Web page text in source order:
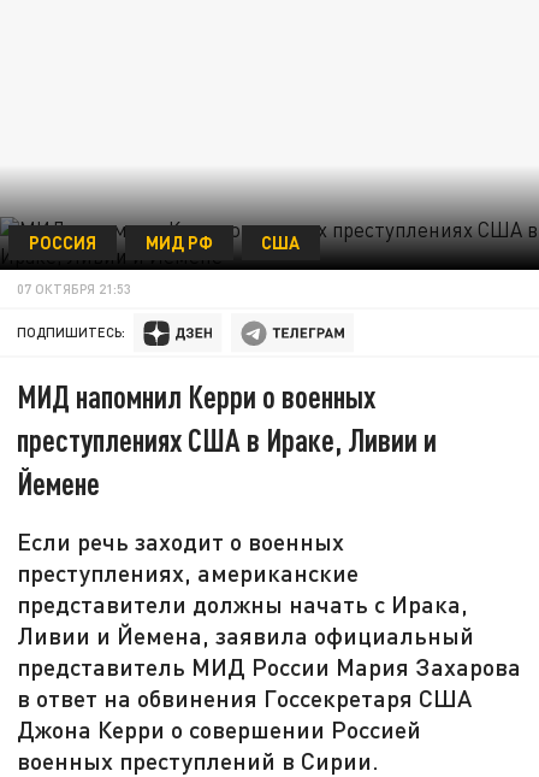
РОССИЯ МИД РФ США
07 ОКТЯБРЯ 21:53
ПОДПИШИТЕСЬ:
МИД напомнил Керри о военных
преступлениях США в Ираке, Ливии и
Йемене
Если речь заходит о военных
преступлениях, американские
представители должны начать с Ирака,
Ливии и Йемена, заявила официальный
представитель МИД России Мария Захарова
в ответ на обвинения Госсекретаря США
Джона Керри о совершении Россией
военных преступлений в Сирии.